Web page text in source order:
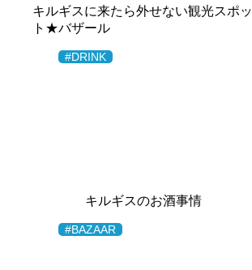
キルギスに来たら外せない観光スポッ
ト★バザール
#DRINK
キルギスのお酒事情
#BAZAAR